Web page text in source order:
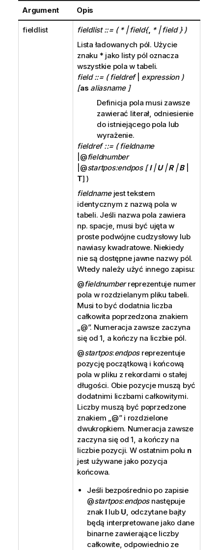
Argument Opis
fieldlist fieldlist ::= ( * | field{, * | field } )
Lista ładowanych pól. Użycie
znaku * jako listy pól oznacza
wszystkie pola w tabeli.
field ::= ( fieldref|
expression )
[as aliasname ]
Definicja pola musi zawsze
zawierać literał, odniesienie
do istniejącego pola lub
wyrażenie.
fieldref ::= ( fieldname
|@fieldnumber
|@startpos:endpos [I|U|R|B|
T] )
fieldnamejest tekstem
identycznym z nazwą pola w
tabeli. Jeśli nazwa pola zawiera
np. spacje, musi być ujęta w
proste podwójne cudzysłowy lub
nawiasy kwadratowe. Niekiedy
nie są dostępne jawne nazwy pól.
Wtedy należy użyć innego zapisu:
@fieldnumberreprezentuje numer
pola w rozdzielanym pliku tabeli.
Musi to być dodatnia liczba
całkowita poprzedzona znakiem
„@”. Numeracja zawsze zaczyna
się od 1, a kończy na liczbie pól.
@startpos:endposreprezentuje
pozycję początkową i końcową
pola w pliku z rekordami o stałej
długości. Obie pozycje muszą być
dodatnimi liczbami całkowitymi.
Liczby muszą być poprzedzone
znakiem „@” i rozdzielone
dwukropkiem. Numeracja zawsze
zaczyna się od 1, a kończy na
liczbie pozycji. W ostatnim polu n
jest używane jako pozycja
końcowa.
Jeśli bezpośrednio po zapisie
@startpos:endposnastępuje
znak Ilub U, odczytane bajty
będą interpretowane jako dane
binarne zawierające liczby
całkowite, odpowiednio ze